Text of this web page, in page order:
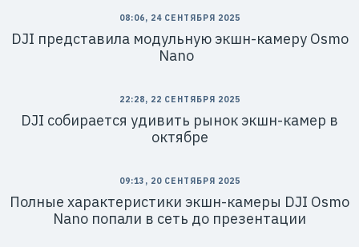
08:06, 24 СЕНТЯБРЯ 2025
DJI представила модульную экшн-камеру Osmo
Nano
22:28, 22 СЕНТЯБРЯ 2025
DJI собирается удивить рынок экшн-камер в
октябре
09:13, 20 СЕНТЯБРЯ 2025
Полные характеристики экшн-камеры DJI Osmo
Nano попали в сеть до презентации